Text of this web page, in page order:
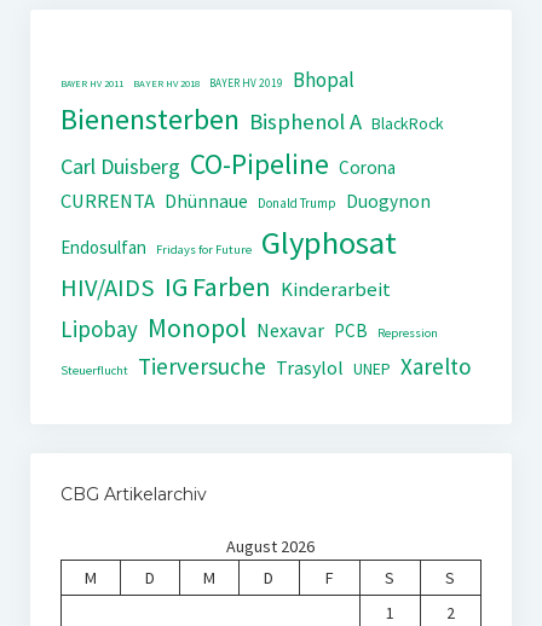
BAYER HV 2011 BAYER HV 2018 BAYER HV 2019 Bhopal
Bienensterben Bisphenol A BlackRock
Carl Duisberg CO-Pipeline Corona
CURRENTA Dhünnaue Donald Trump
Duogynon
Endosulfan
Fridays for Future Glyphosat
HIV/AIDS IG Farben Kinderarbeit
Lipobay Monopol Nexavar PCB Repression
Steuerflucht Tierversuche Trasylol UNEP Xarelto
CBG Artikelarchiv
August 2026
M
D M D F S
S
1
2